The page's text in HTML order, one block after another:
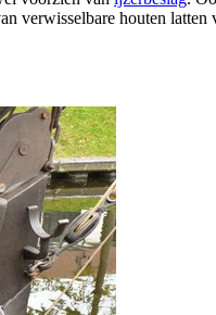
verwisselbare houten latten